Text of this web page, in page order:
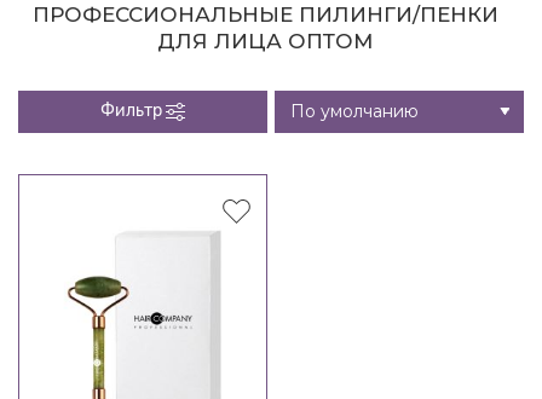
ПРОФЕССИОНАЛЬНЫЕ ПИЛИНГИ/ПЕНКИ
ДЛЯ ЛИЦА ОПТОМ
Фильтр